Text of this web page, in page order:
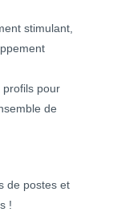
stimulant,
profils pour
de
de postes et
!